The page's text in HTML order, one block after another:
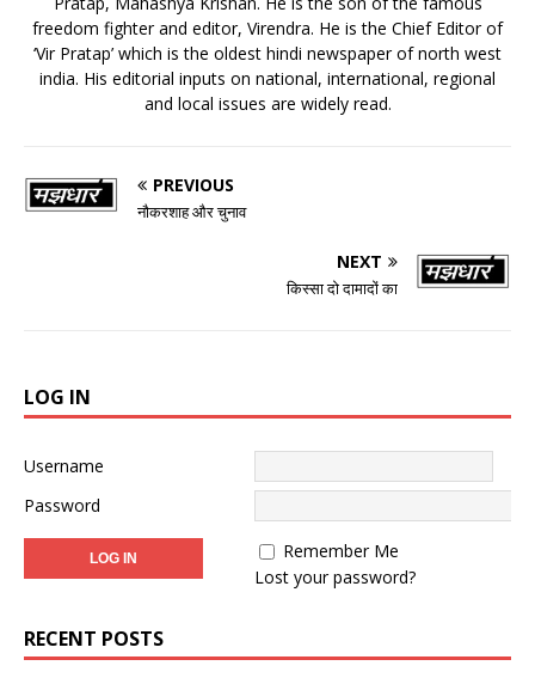
freedom fighter and editor, Virendra. He is the Chief Editor of
‘Vir Pratap’ which is the oldest hindi newspaper of north west
india. His editorial inputs on national, international, regional
and local issues are widely read.
PREVIOUS
नौकरशाह और चुनाव
NEXT
किस्सा दो दामादों का
LOG IN
Username
Password
Remember Me
Lost your password?
RECENT POSTS